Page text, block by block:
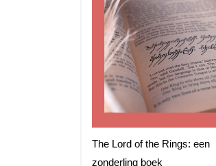
The Lord of the Rings: een
zonderling boek